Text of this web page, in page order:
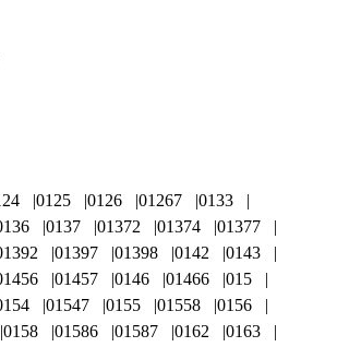
0125 0126 01267
0133
0137 01372 01374
01377
01397 01398 0142
0143
01457 0146 01466
015
01547 0155 01558
0156
0158 01586 01587 0162
0163